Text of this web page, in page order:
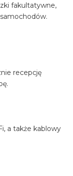
fakultatywne,
recepcję
a także kablowy